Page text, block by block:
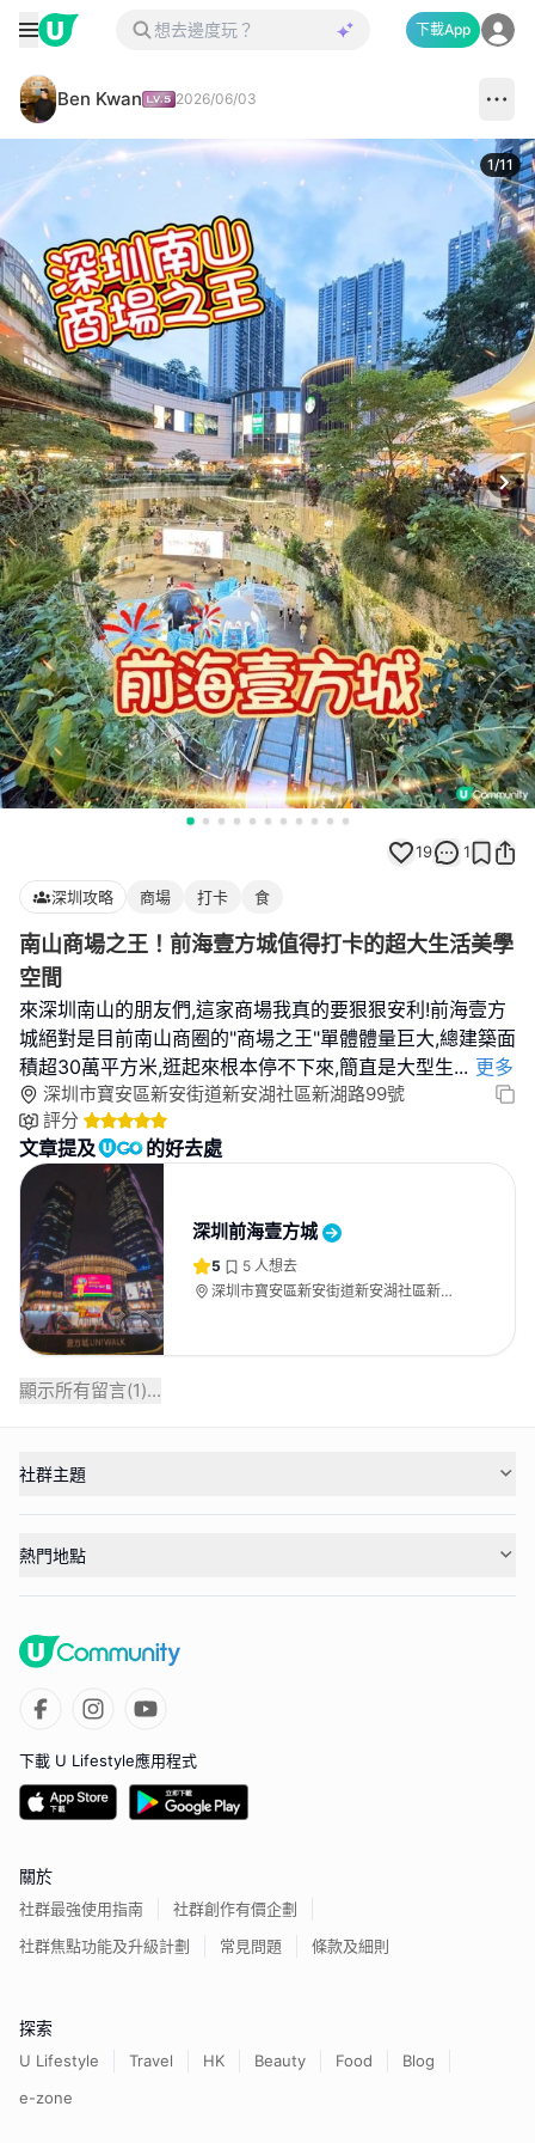
下載App
Ben Kwan 2026/06/03
1/11
19 1
深圳攻略 商場 打卡 食
南山商場之王！前海壹方城值得打卡的超大生活美學
空間
來深圳南山的朋友們,這家商場我真的要狠狠安利!前海壹方
城絕對是目前南山商圈的"商場之王"單體體量巨大,總建築面
積超30萬平方米,逛起來根本停不下來,簡直是大型生... 更多
深圳市寶安區新安街道新安湖社區新湖路99號
評分
文章提及 的好去處
深圳前海壹方城
5 5 人想去
深圳市寶安區新安街道新安湖社區新湖
顯示所有留言(1)...
社群主題
熱門地點
下載 U Lifestyle應用程式
關於
社群最強使用指南
社群創作有價企劃
社群焦點功能及升級計劃
常見問題 條款及細則
探索
U Lifestyle Travel HK Beauty Food
Blog
e-zone